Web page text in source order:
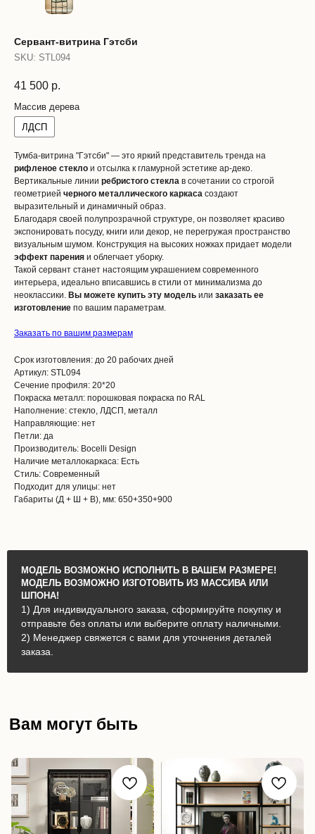
Сервант-витрина Гэтсби
SKU: STL094
41 500 р.
Массив дерева
ЛДСП
Тумба-витрина "Гэтсби" — это яркий представитель тренда на
рифленое стекло и отсылка к гламурной эстетике ар-деко.
Вертикальные линии ребристого стекла в сочетании со строгой
геометрией черного металлического каркаса создают
выразительный и динамичный образ.
Благодаря своей полупрозрачной структуре, он позволяет красиво
экспонировать посуду, книги или декор, не перегружая пространство
визуальным шумом. Конструкция на высоких ножках придает модели
эффект парения и облегчает уборку.
Такой сервант станет настоящим украшением современного
интерьера, идеально вписавшись в стили от минимализма до
неоклассики. Вы можете купить эту модель или заказать ее
изготовление по вашим параметрам.
Заказать по вашим размерам
Срок изготовления: до 20 рабочих дней
Артикул: STL094
Сечение профиля: 20*20
Покраска металл: порошковая покраска по RAL
Наполнение: стекло, ЛДСП, металл
Направляющие: нет
Петли: да
Производитель: Bocelli Design
Наличие металлокаркаса: Есть
Стиль: Современный
Подходит для улицы: нет
Габариты (Д + Ш + В), мм: 650+350+900
МОДЕЛЬ ВОЗМОЖНО ИСПОЛНИТЬ В ВАШЕМ РАЗМЕРЕ!
МОДЕЛЬ ВОЗМОЖНО ИЗГОТОВИТЬ ИЗ МАССИВА ИЛИ
ШПОНА!
1) Для индивидуального заказа, сформируйте покупку и
отправьте без оплаты или выберите оплату наличными.
2) Менеджер свяжется с вами для уточнения деталей
заказа.
Вам могут быть